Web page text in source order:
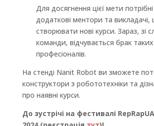
Для досягнення цієї мети потрібні
додаткові ментори та
створювати нові курси. Зараз, зі
команди, відчувається брак таких
професіоналів.
На стенді Nanit Robot ви зможете
конструктори з робототехніки та
про наявні курси.
До зустрічі на фестивалі